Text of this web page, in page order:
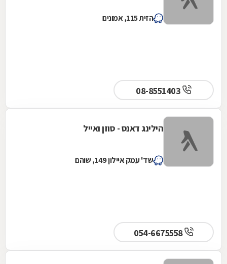
הזית 115, אמונים
הילינג דאנס - סוזן ואייל
שד' עמק איילון 149, שוהם
054-6675558